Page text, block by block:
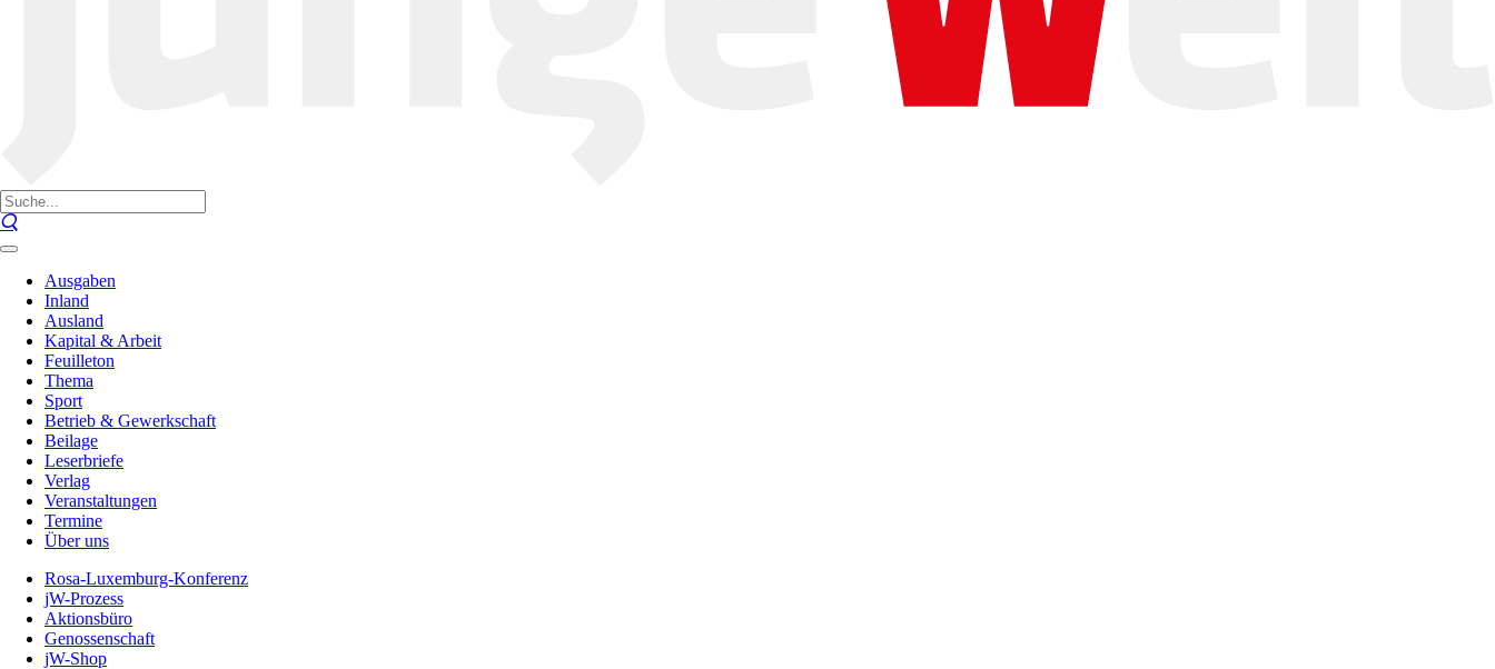
Ausgaben
Inland
Ausland
Kapital & Arbeit
Feuilleton
Thema
Sport
Betrieb & Gewerkschaft
Beilage
Leserbriefe
Verlag
Veranstaltungen
Termine
Über uns
Rosa-Luxemburg-Konferenz
jW-Prozess
Aktionsbüro
Genossenschaft
jW-Shop